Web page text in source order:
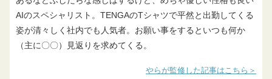
AIのスペシャリスト。TENGAのTシャツで平然と出勤してくる
姿が清々しく社内でも人気者。お願い事をするといつも何か
（主に〇〇）見返りを求めてくる。
やらが監修した記事はこちら